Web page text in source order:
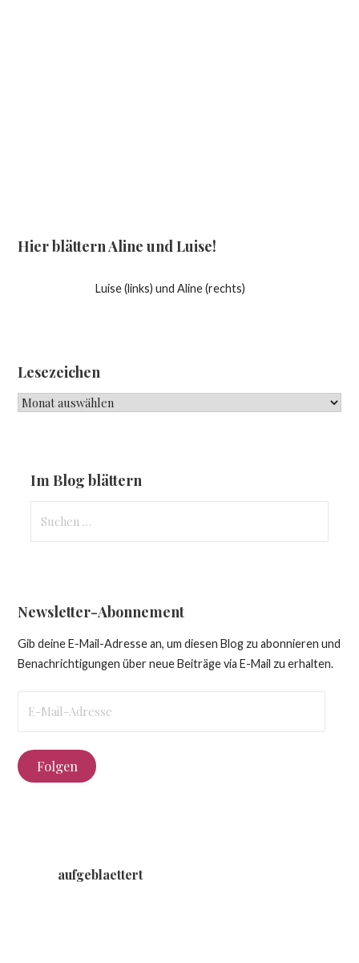
Hier blättern Aline und Luise!
Luise (links) und Aline (rechts)
Lesezeichen
Lesezeichen
Im Blog blättern
nach:
Newsletter-Abonnement
Gib deine E-Mail-Adresse an, um diesen Blog zu abonnieren und
Benachrichtigungen über neue Beiträge via E-Mail zu erhalten.
Mail-
Folgen
aufgeblaettert